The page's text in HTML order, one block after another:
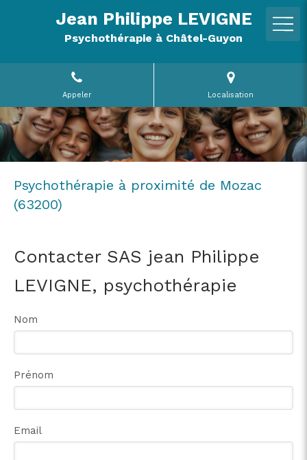
Jean Philippe LEVIGNE
Psychothérapie à Châtel-Guyon
Appeler Localisation
Psychothérapie à proximité de Mozac
(63200)
Contacter SAS jean Philippe
LEVIGNE, psychothérapie
Nom
Prénom
Email